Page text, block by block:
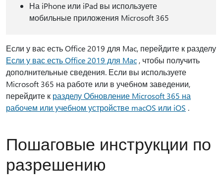
На iPhone или iPad вы используете
мобильные приложения Microsoft 365
Если у вас есть Office 2019 для Mac, перейдите к разделу
Если у вас есть Office 2019 для Mac , чтобы получить
дополнительные сведения. Если вы используете
Microsoft 365 на работе или в учебном заведении,
перейдите к разделу Обновление Microsoft 365 на
рабочем или учебном устройстве macOS или iOS .
Пошаговые инструкции по
разрешению